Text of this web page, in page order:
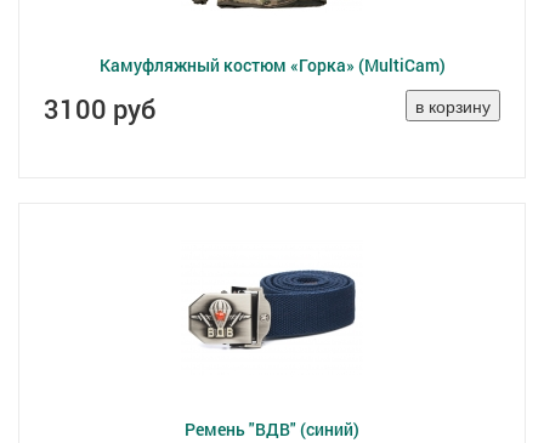
Камуфляжный костюм «Горка» (MultiCam)
3100 руб
Ремень "ВДВ" (синий)